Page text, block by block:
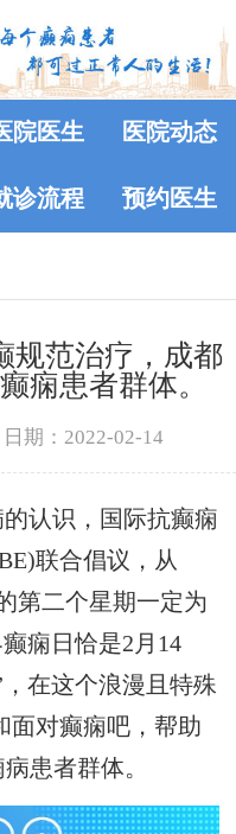
院医生 医院动态
诊流程 预约医生
规范治疗，成都
痫患者群体。
日期：2022-02-14
认识，国际抗癫痫
联合倡议，从
第二个星期一定为
痫日恰是2月14
在这个浪漫且特殊
面对癫痫吧，帮助
患者群体。